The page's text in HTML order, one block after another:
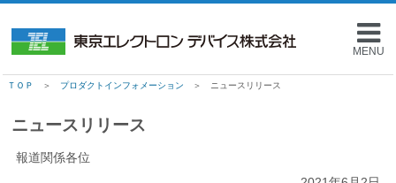
MENU
ＴＯＰ ＞ プロダクトインフォメーション ＞ ニュースリリース
ニュースリリース
報道関係各位